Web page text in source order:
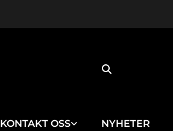
KONTAKT OSS NYHETER